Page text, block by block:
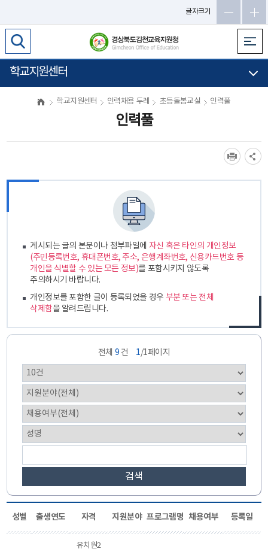
글자크기
학교지원센터
학교지원센터 인력채용 두레 초등돌봄교실 인력풀
인력풀
게시되는 글의 본문이나 첨부파일에 자신 혹은 타인의 개인정보
(주민등록번호, 휴대폰번호, 주소, 은행계좌번호, 신용카드번호 등
개인을 식별할 수 있는 모든 정보)를 포함시키지 않도록
주의하시기 바랍니다.
개인정보를 포함한 글이 등록되었을 경우 부분 또는 전체
삭제함을 알려드립니다.
전체 9 건 1/1페이지
검색
성별 출생연도 자격 지원분야 프로그램명 채용여부 등록일
유치원2